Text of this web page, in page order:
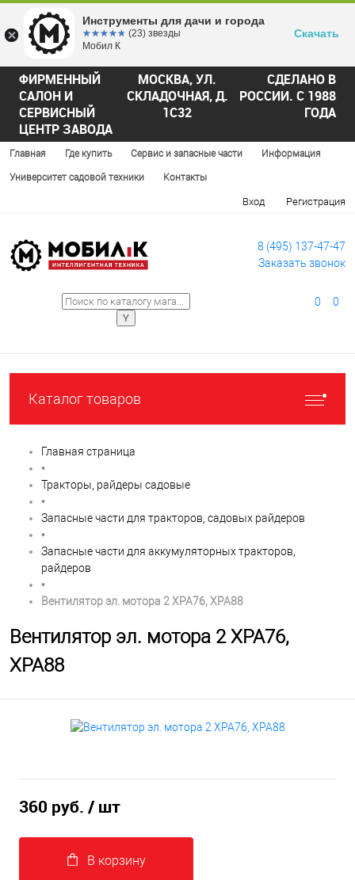
ФИРМЕННЫЙ
САЛОН И
СЕРВИСНЫЙ
ЦЕНТР ЗАВОДА
МОСКВА, УЛ.
СКЛАДОЧНАЯ, Д.
1С32
СДЕЛАНО В
РОССИИ. С 1988
ГОДА
Главная Где купить Сервис и запасные части Информация
Университет садовой техники Контакты
Вход Регистрация
8 (495) 137-47-47
Заказать звонок
0 0
Каталог товаров
Главная страница
•
Тракторы, райдеры садовые
•
Запасные части для тракторов, садовых райдеров
•
Запасные части для аккумуляторных тракторов,
райдеров
•
Вентилятор эл. мотора 2 XPA76, XPA88
Вентилятор эл. мотора 2 XPA76,
XPA88
360 руб. / шт
В корзину
Инструменты для дачи и города
☆☆☆☆☆
★★★★★ (23) звезды
Мобил К
Скачать